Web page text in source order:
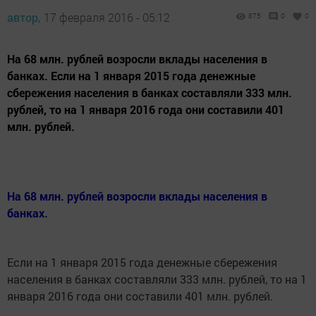
автор, 17 февраля 2016 - 05:12 875 0 0
На 68 млн. рублей возросли вклады населения в
банках. Если на 1 января 2015 года денежные
сбережения населения в банках составляли 333 млн.
рублей, то на 1 января 2016 года они составили 401
млн. рублей.
На 68 млн. рублей возросли вклады населения в
банках.
Если на 1 января 2015 года денежные сбережения
населения в банках составляли 333 млн. рублей, то на 1
января 2016 года они составили 401 млн. рублей.